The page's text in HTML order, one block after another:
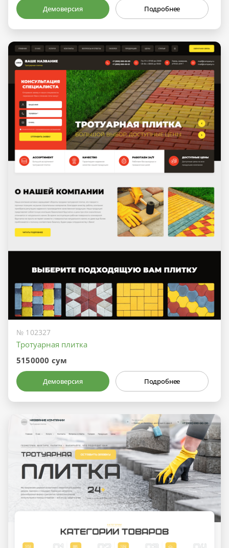
Демоверсия Подробнее
№ 102327
Тротуарная плитка
5150000 сум
Демоверсия Подробнее